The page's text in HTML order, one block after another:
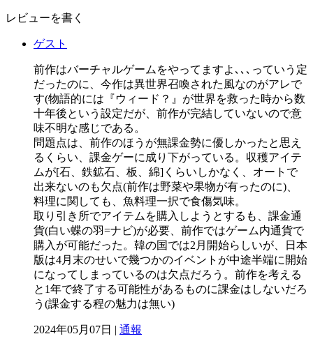
レビューを書く
ゲスト
前作はバーチャルゲームをやってますよ､､､っていう定
だったのに、今作は異世界召喚された風なのがアレで
す(物語的には『ウィード？』が世界を救った時から数
十年後という設定だが、前作が完結していないので意
味不明な感じである。
問題点は、前作のほうが無課金勢に優しかったと思え
るくらい、課金ゲーに成り下がっている。収穫アイテ
ムが[石、鉄鉱石、板、綿]くらいしかなく、オートで
出来ないのも欠点(前作は野菜や果物が有ったのに)、
料理に関しても、魚料理一択で食傷気味。
取り引き所でアイテムを購入しようとするも、課金通
貨(白い蝶の羽=ナビ)が必要、前作ではゲーム内通貨で
購入が可能だった。韓の国では2月開始らしいが、日本
版は4月末のせいで幾つかのイベントが中途半端に開始
になってしまっているのは欠点だろう。前作を考える
と1年で終了する可能性があるものに課金はしないだろ
う(課金する程の魅力は無い)
2024年05月07日 | 通報